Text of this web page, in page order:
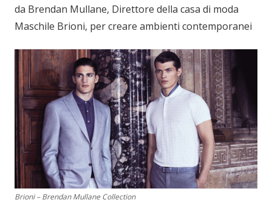
da Brendan Mullane, Direttore della casa di moda
Maschile Brioni, per creare ambienti contemporanei
Brioni – Brendan Mullane Collection